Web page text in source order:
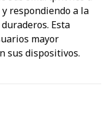
respondiendo a la
Esta
mayor
sus dispositivos.